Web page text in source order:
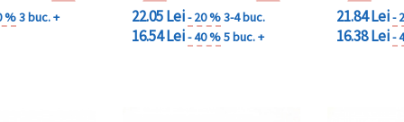
%3 buc. + 22.05 Lei- 20 %3-4 buc.
16.54 Lei- 40 %5 buc. +
21.84 Lei-
16.38 Lei-